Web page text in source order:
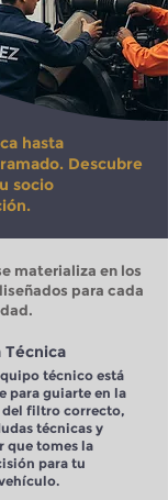
hasta
Descubre
socio
materializa en los
para cada
Técnica
técnico está
para guiarte en la
del filtro correcto,
técnicas y
que tomes la
para tu